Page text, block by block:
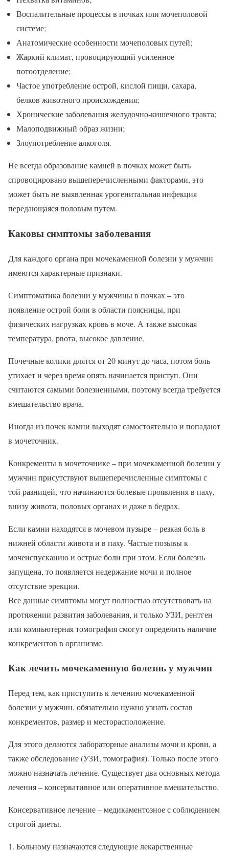
Воспалительные процессы в почках или мочеполовой
системе;
Анатомические особенности мочеполовых путей;
Жаркий климат, провоцирующий усиленное
потоотделение;
Частое употребление острой, кислой пищи, сахара,
белков животного происхождения;
Хронические заболевания желудочно-кишечного тракта;
Малоподвижный образ жизни;
Злоупотребление алкоголя.
Не всегда образование камней в почках может быть
спровоцировано вышеперечисленными факторами, это
может быть не выявленная урогенитальная инфекция
передающаяся половым путем.
Каковы симптомы заболевания
Для каждого органа при мочекаменной болезни у мужчин
имеются характерные признаки.
Симптоматика болезни у мужчины в почках – это
появление острой боли в области поясницы, при
физических нагрузках кровь в моче. А также высокая
температура, рвота, высокое давление.
Почечные колики длятся от 20 минут до часа, потом боль
утихает и через время опять начинается приступ. Они
считаются самыми болезненными, поэтому всегда требуется
вмешательство врача.
Иногда из почек камни выходят самостоятельно и попадают
в мочеточник.
Конкременты в мочеточнике – при мочекаменной болезни у
мужчин присутствуют вышеперечисленные симптомы с
той разницей, что начинаются болевые проявления в паху,
внизу живота, половых органах и даже в бедрах.
Если камни находятся в мочевом пузыре – резкая боль в
нижней области живота и в паху. Частые позывы к
мочеиспусканию и острые боли при этом. Если болезнь
запущена, то появляется недержание мочи и полное
отсутствие эрекции.
Все данные симптомы могут полностью отсутствовать на
протяжении развития заболевания, и только УЗИ, рентген
или компьютерная томография смогут определить наличие
конкрементов в организме.
Как лечить мочекаменную болезнь у мужчин
Перед тем, как приступить к лечению мочекаменной
болезни у мужчин, обязательно нужно узнать состав
конкрементов, размер и месторасположение.
Для этого делаются лабораторные анализы мочи и крови, а
также обследование (УЗИ, томография). Только после этого
можно назначать лечение. Существует два основных метода
лечения – консервативное или оперативное вмешательство.
Консервативное лечение – медикаментозное с соблюдением
строгой диеты.
Больному назначаются следующие лекарственные